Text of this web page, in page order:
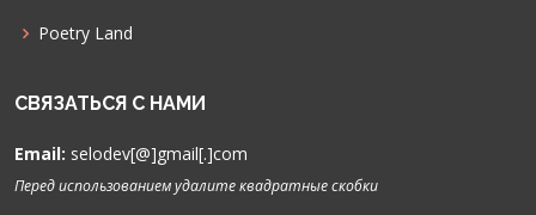
Poetry Land
СВЯЗАТЬСЯ С НАМИ
Email: selodev[@]gmail[.]com
Перед использованием удалите квадратные скобки